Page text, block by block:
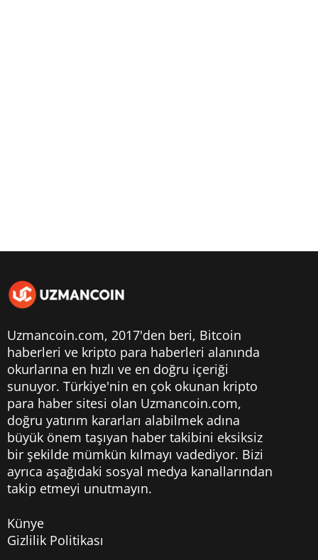
Uzmancoin.com, 2017'den beri, Bitcoin
haberleri ve kripto para haberleri alanında
okurlarına en hızlı ve en doğru içeriği
sunuyor. Türkiye'nin en çok okunan kripto
para haber sitesi olan Uzmancoin.com,
doğru yatırım kararları alabilmek adına
büyük önem taşıyan haber takibini eksiksiz
bir şekilde mümkün kılmayı vadediyor. Bizi
ayrıca aşağıdaki sosyal medya kanallarından
takip etmeyi unutmayın.
Künye
Gizlilik Politikası